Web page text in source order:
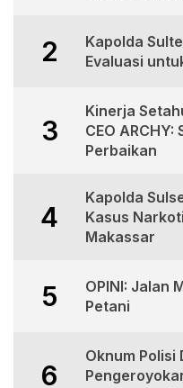
2
Kapolda
Evaluasi
3
Kinerja
CEO
Perbaikan
4
Kapolda
Kasus
Makassar
5
OPINI: Jalan
Petani
6
Oknum Polisi